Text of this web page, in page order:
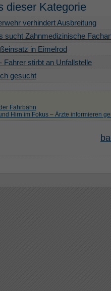
dieser Kategorie
verhindert Ausbreitung
sucht Zahnmedizinische
in Eimelrod
Fahrer stirbt an Unfallstelle
gesucht
Fahrbahn
Hirn im Fokus – Ärzte informieren